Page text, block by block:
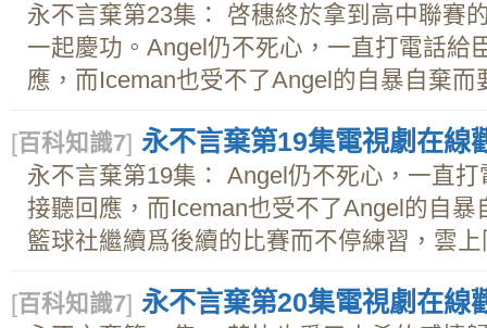
永不言棄第23集： 啓穗終於拿到高中聯賽
一起慶功。Angel仍不死心，一直打電話給
應，而Iceman也受不了Angel的自暴自棄而
[百科知識7] 永不言棄第19集電視劇在線
永不言棄第19集： Angel仍不死心，一直
接聽回應，而Iceman也受不了Angel的自
籃球社繼續爲後續的比賽而不停練習，雲
[百科知識7] 永不言棄第20集電視劇在線